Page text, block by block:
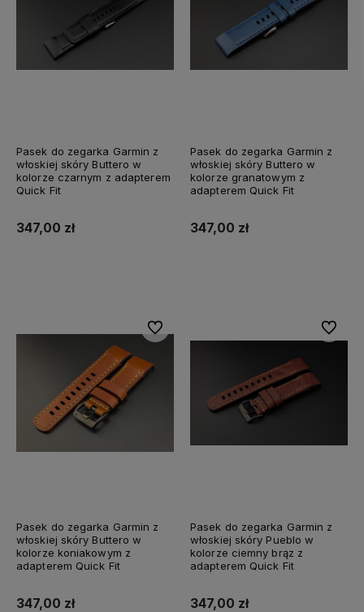
Pasek do zegarka Garmin z
włoskiej skóry Buttero w
kolorze czarnym z adapterem
Quick Fit
347,00 zł
Pasek do zegarka Garmin z
włoskiej skóry Buttero w
kolorze granatowym z
adapterem Quick Fit
347,00 zł
Pasek do zegarka Garmin z
włoskiej skóry Buttero w
kolorze koniakowym z
adapterem Quick Fit
347,00 zł
Do ulubionych
Pasek do zegarka Garmin z
włoskiej skóry Pueblo w
kolorze ciemny brąz z
adapterem Quick Fit
347,00 zł
Do